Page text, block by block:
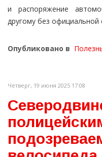
и распоряжение
другому без
Опубликовано в
Четверг, 19 июня 2025 17:08